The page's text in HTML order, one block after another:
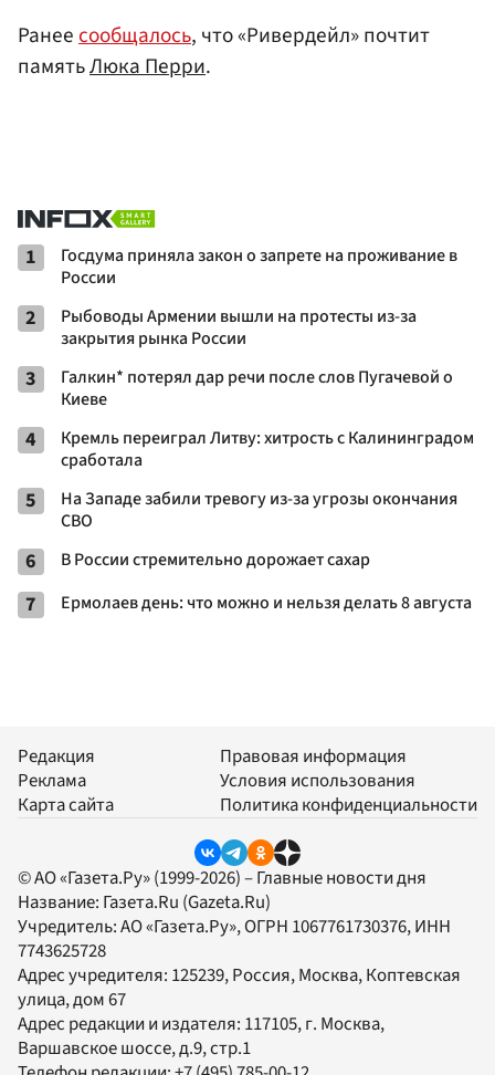
Ранеесообщалось, что «Ривердейл» почтит
памятьЛюка Перри.
1
Госдума приняла закон о запрете на проживание в
России
2
Рыбоводы Армении вышли на протесты из-за
закрытия рынка России
3
Галкин* потерял дар речи после слов Пугачевой о
Киеве
4
Кремль переиграл Литву: хитрость с Калининградом
сработала
5
На Западе забили тревогу из-за угрозы окончания
СВО
6 В России стремительно дорожает сахар
7 Ермолаев день: что можно и нельзя делать 8 августа
Редакция
Реклама
Карта сайта
Правовая информация
Условия использования
Политика конфиденциальности
© АО «Газета.Ру» (1999-2026) – Главные новости дня
Название: Газета.Ru (Gazeta.Ru)
Учредитель:АО «Газета.Ру», ОГРН 1067761730376, ИНН
7743625728
Адрес учредителя: 125239, Россия, Москва, Коптевская
улица, дом 67
Адрес редакции и издателя: 117105, г. Москва,
Варшавское шоссе, д.9, стр.1